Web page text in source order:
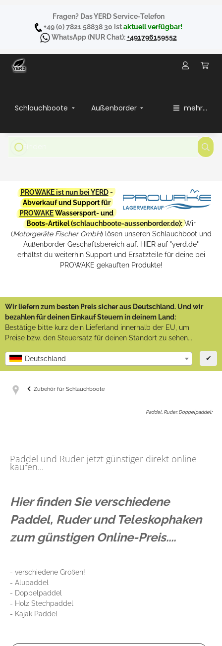
Fragen? Das YERD Service-Telefon
+49 (0) 7821 58838 30 istaktuell verfügbar!
WhatsApp(NUR Chat):+491796159552
Schlauchboote Außenborder mehr...
PROWAKE ist nun bei YERD-
Abverkauf und Support für
PROWAKEWassersport- und
Boots-Artikel (schlauchboote-aussenborder.de): Wir
(Motorgeräte Fischer GmbH) lösen unseren Schlauchboot und
Außenborder Geschäftsbereich auf. HIER auf "yerd.de"
erhältst du weiterhin Support und Ersatzteile für deine bei
PROWAKE gekauften Produkte!
Wir liefern zum besten Preis sicher aus Deutschland. Und wir
bezahlen für deinen Einkauf Steuern in deinem Land:
Bestätige bitte kurz dein Lieferland innerhalb der EU, um
Preise bzw. den Steuersatz für deinen Standort zu sehen...
Deutschland ✔
Zubehör für Schlauchboote
Paddel, Ruder, Doppelpaddel:
Paddel und Ruder jetzt günstiger direkt online
kaufen...
Hier finden Sie verschiedene
Paddel, Ruder und Teleskophaken
zum günstigen Online-Preis....
- verschiedene Größen!
- Alupaddel
- Doppelpaddel
- Holz Stechpaddel
- Kajak Paddel